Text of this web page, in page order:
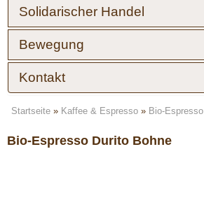
Solidarischer Handel
Bewegung
Kontakt
Startseite » Kaffee & Espresso » Bio-Espresso
Bio-Espresso Durito Bohne